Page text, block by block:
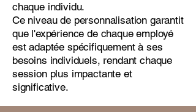
chaque individu.
Ce niveau de personnalisation garantit
que l'expérience de chaque employé
est adaptée spécifiquement à ses
besoins individuels, rendant chaque
session plus impactante et
significative.